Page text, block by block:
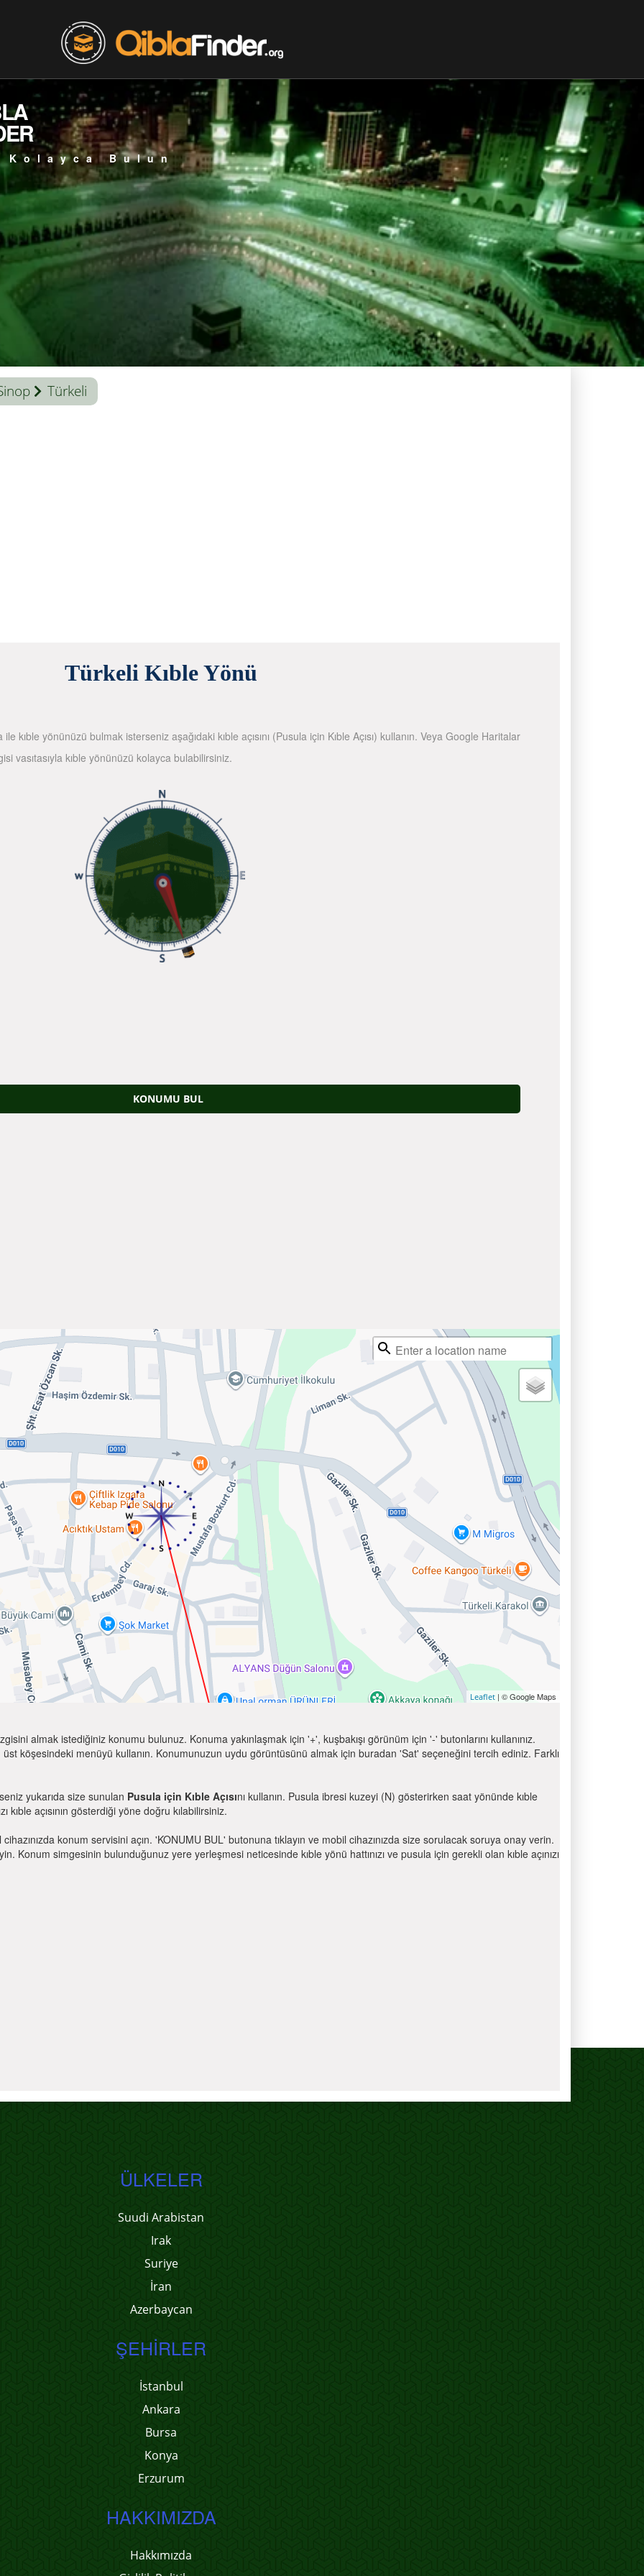
Kolayca Bulun
Türkeli
Türkeli Kıble Yönü
kıble yönünüzü bulmak isterseniz aşağıdaki kıble açısını (Pusula için Kıble Açısı) kullanın. Veya Google Haritalar
vasıtasıyla kıble yönünüzü kolayca bulabilirsiniz.
KONUMU BUL
Leaflet | © Google Maps
almak istediğiniz konumu bulunuz. Konuma yakınlaşmak için '+', kuşbakışı görünüm için '-' butonlarını kullanınız.
köşesindeki menüyü kullanın. Konumunuzun uydu görüntüsünü almak için buradan 'Sat' seçeneğini tercih ediniz. Farklı
yukarıda size sunulan Pusula için Kıble Açısını kullanın. Pusula ibresi kuzeyi (N) gösterirken saat yönünde kıble
kıble açısının gösterdiği yöne doğru kılabilirsiniz.
konum servisini açın. 'KONUMU BUL' butonuna tıklayın ve mobil cihazınızda size sorulacak soruya onay verin.
Konum simgesinin bulunduğunuz yere yerleşmesi neticesinde kıble yönü hattınızı ve pusula için gerekli olan kıble açınızı
ÜLKELER
Suudi Arabistan
Irak
Suriye
İran
Azerbaycan
ŞEHIRLER
İstanbul
Ankara
Bursa
Konya
Erzurum
HAKKIMIZDA
Hakkımızda